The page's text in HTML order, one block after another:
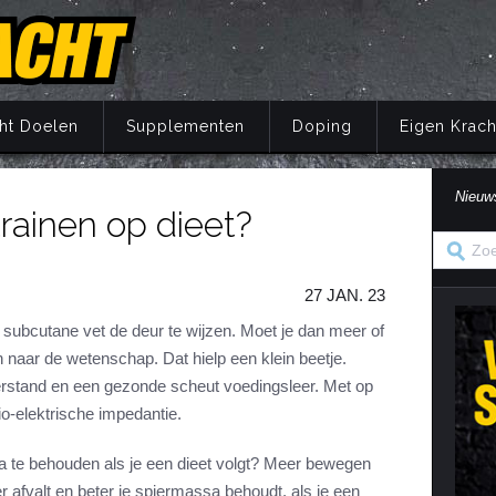
Trainingsprincipes
Krachtoefeningen Armen
Krachtoefeningen Borst
Krachtoefeningen Buik
Krachtoefeningen Rug
Eiwitten
Koolhydraten
Vetten
Vocht
Vitaminen
Doelen
Principes
Supplementen
Herstel
Mentaal
Voeding
Supplementen
Mentaal
Supplementen Doping
Nuchtere feiten over doping
Veel gestelde vragen
Eigen
Eigen Kracht
op dieet?
27 JAN. 23
vet de deur te wijzen. Moet je dan meer of
de wetenschap. Dat hielp een klein beetje.
en een gezonde scheut voedingsleer. Met op
elektrische impedantie.
behouden als je een dieet volgt? Meer bewegen
afvalt en beter je spiermassa behoudt, als je een